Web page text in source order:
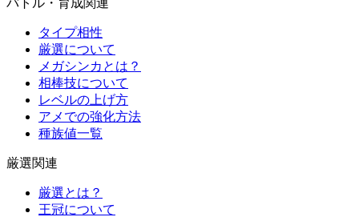
バトル・育成関連
タイプ相性
厳選について
メガシンカとは？
相棒技について
レベルの上げ方
アメでの強化方法
種族値一覧
厳選関連
厳選とは？
王冠について